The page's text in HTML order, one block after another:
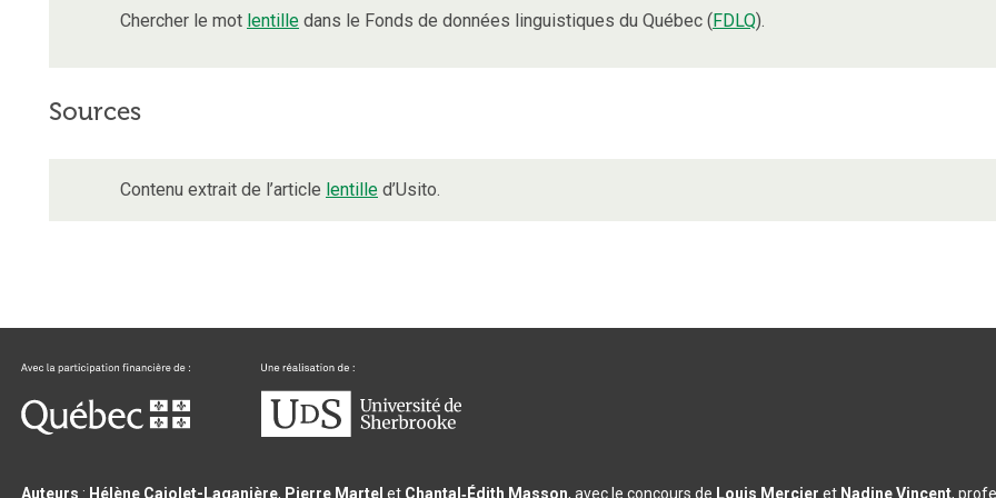
Chercher le mot lentille dans le Fonds de données linguistiques du Québec (FDLQ).
Sources
Contenu extrait de l’article lentille d’Usito.
Auteurs : Hélène Cajolet-Laganière, Pierre Martel et Chantal‑Édith Masson, avec le concours de Louis Mercier et Nadine Vincent,